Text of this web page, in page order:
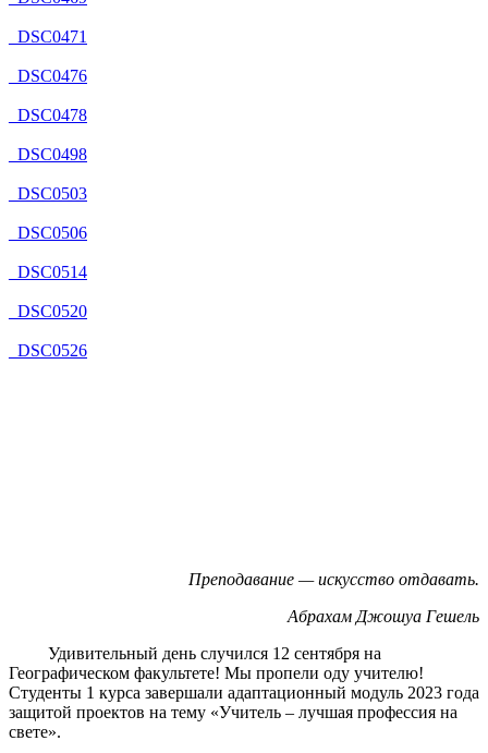
_DSC0471
_DSC0476
_DSC0478
_DSC0498
_DSC0503
_DSC0506
_DSC0514
_DSC0520
_DSC0526
Преподавание — искусство отдавать.
Абрахам Джошуа Гешель
Удивительный день случился 12 сентября на
Географическом факультете! Мы пропели оду учителю!
Студенты 1 курса завершали адаптационный модуль 2023 года
защитой проектов на тему «Учитель – лучшая профессия на
свете».